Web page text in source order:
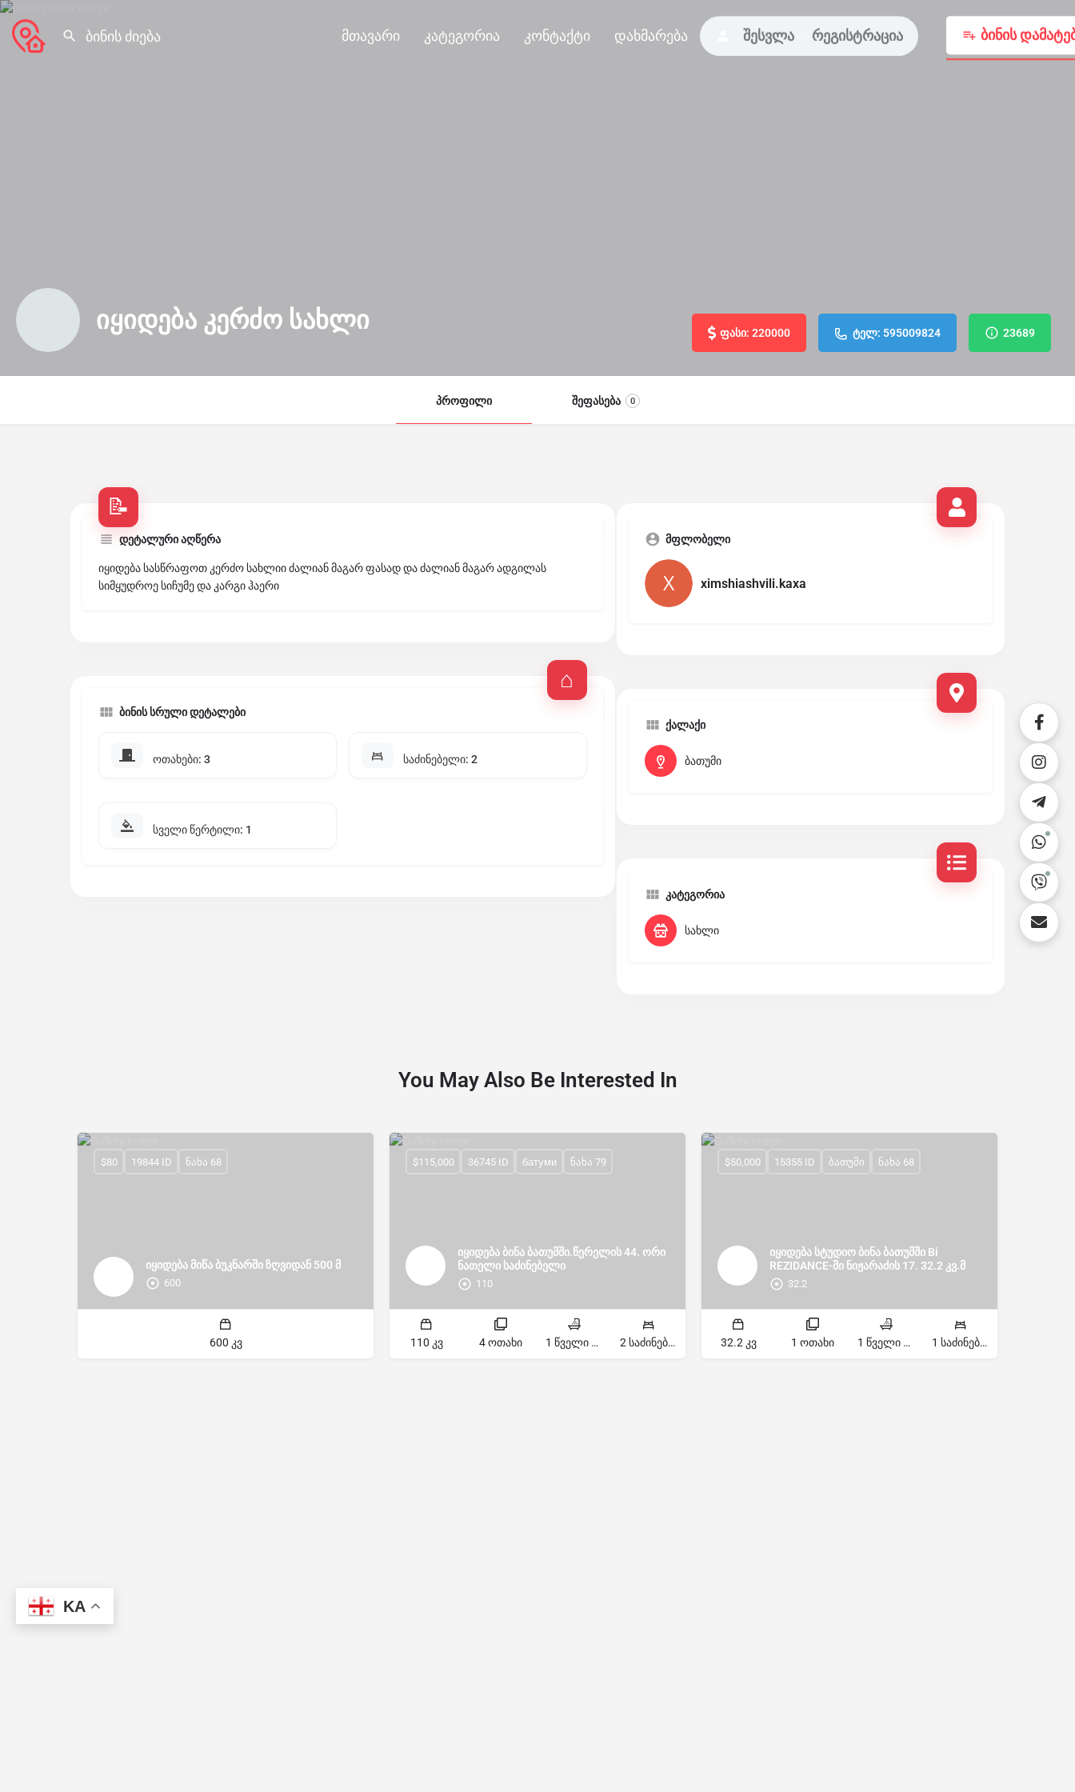
მთავარი კატეგორია კონტაქტი დახმარება შესვლა რეგისტრაცია ბინის
იყიდება კერძო სახლი ფასი: 220000 ტელ: 595009824 23689
პროფილი შეფასება 0
დეტალური აღწერა
იყიდება სასწრაფოთ კერძო სახლიი ძალიან მაგარ ფასად და ძალიან მაგარ ადგილას
სიმყუდროე სიჩუმე და კარგი ჰაერი
ბინის სრული დეტალები
ოთახები: 3 საძინებელი: 2
სველი წერტილი: 1
მფლობელი
ximshiashvili.kaxa
ქალაქი
ბათუმი
კატეგორია
სახლი
You May Also Be Interested In
იყიდება მიწა ბუკნარში ზღვიდან 500 მ
600
$80 19844 ID ნახა 68
600 კვ
იყიდება ბინა ბათუმში.წერელის 44. ორი
ნათელი საძინებელი
110
$115,000 36745 ID батуми ნახა 79
110 კვ 4 ოთახი 1 წველი წერტილი 2 საძინებელი
იყიდება სტუდიო ბინა ბათუმში Bi
REZIDANCE-ში ნიჟარაძის 17. 32.2 კვ.მ
32.2
$50,000 15355 ID ბათუმი ნახა 68
32.2 კვ 1 ოთახი 1 წველი წერტილი 1 საძინებელი
KA